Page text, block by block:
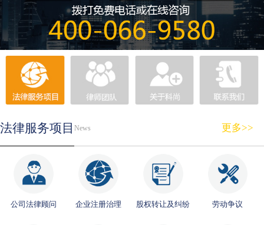
法律服务项目 News 更多>>
公司法律顾问 企业注册治理 股权转让及纠纷 劳动争议